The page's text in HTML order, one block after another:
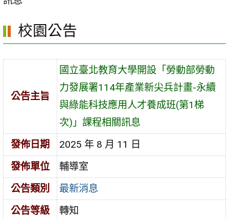
校園公告
公告主旨
國立臺北教育大學開設「勞動部勞動
力發展署114年產業新尖兵計畫-永續
與綠能科技應用人才養成班(第1梯
次)」課程相關訊息
發佈日期
2025 年 8 月 11 日
發佈單位
輔導室
公告類別
最新消息
公告等級
轉知